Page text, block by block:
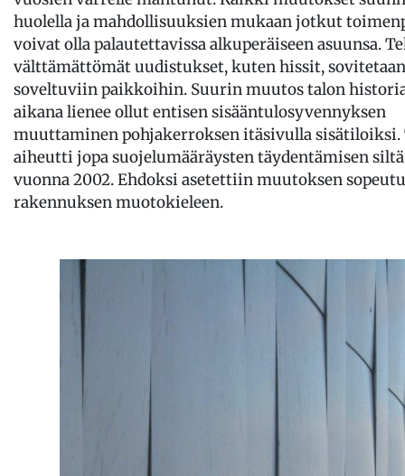
huolella ja mahdollisuuksien mukaan jotkut
voivat olla palautettavissa alkuperäiseen asuunsa.
välttämättömät uudistukset, kuten hissit, sovitetaan
soveltuviin paikkoihin. Suurin muutos talon
aikana lienee ollut entisen sisääntulosyvennyksen
muuttaminen pohjakerroksen itäsivulla sisätiloiksi.
aiheutti jopa suojelumääräysten täydentämisen
vuonna 2002. Ehdoksi asetettiin muutoksen
rakennuksen muotokieleen.